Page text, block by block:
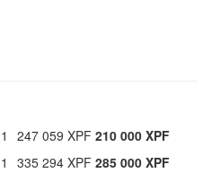
1 247 059 XPF 210 000 XPF
1 335 294 XPF 285 000 XPF